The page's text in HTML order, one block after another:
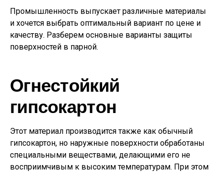
Промышленность выпускает различные материалы
и хочется выбрать оптимальный вариант по цене и
качеству. Разберем основные варианты защиты
поверхностей в парной.
Огнестойкий
гипсокартон
Этот материал производится также как обычный
гипсокартон, но наружные поверхности обработаны
специальными веществами, делающими его не
восприимчивым к высоким температурам. При этом